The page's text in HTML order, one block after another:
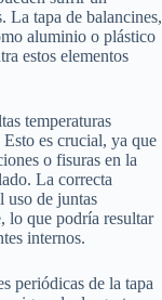
La tapa de balancines,
aluminio o plástico
estos elementos
temperaturas
es crucial, ya que
o fisuras en la
La correcta
uso de juntas
lo que podría resultar
internos.
periódicas de la tapa